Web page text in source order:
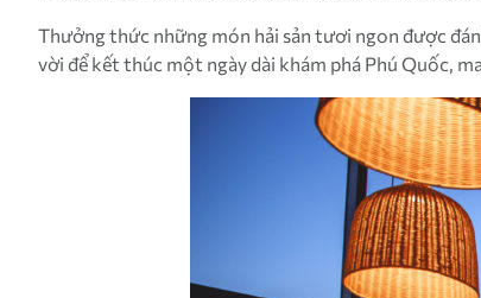
Thưởng thức những món hải sản tươi ngon được
vời để kết thúc một ngày dài khám phá Phú Quốc,